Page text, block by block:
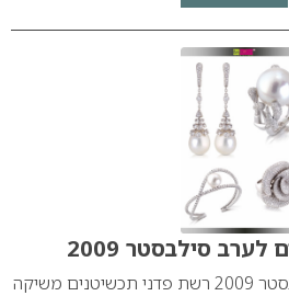
סילבסטר 2009
פדני – תכשיטים לערב סילבסטר 2009 רשת פדני תכשיטנים משיקה